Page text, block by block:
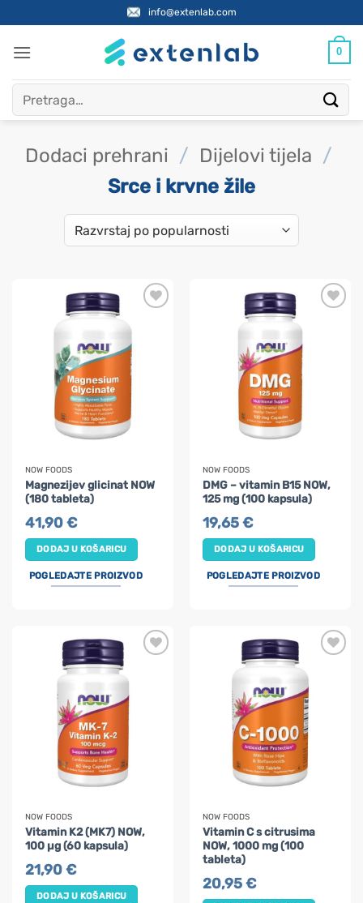
to
content
info@extenlab.com
0
Pretraži:
Dodaci prehrani / Dijelovi tijela /
Srce i krvne žile
NOW FOODS
Magnezijev glicinat NOW
(180 tableta)
41,90€
DODAJ U KOŠARICU
POGLEDAJTE PROIZVOD
NOW FOODS
DMG – vitamin B15 NOW,
125 mg (100 kapsula)
19,65€
DODAJ U KOŠARICU
POGLEDAJTE PROIZVOD
NOW FOODS
Vitamin K2 (MK7) NOW,
100 µg (60 kapsula)
21,90€
DODAJ U KOŠARICU
NOW FOODS
Vitamin C s citrusima
NOW, 1000 mg (100
tableta)
20,95€